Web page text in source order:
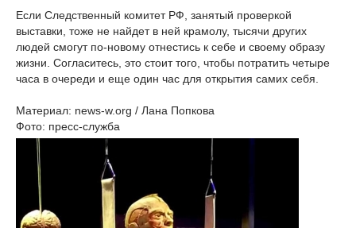
Если Следственный комитет РФ, занятый проверкой
выставки, тоже не найдет в ней крамолу, тысячи других
людей смогут по-новому отнестись к себе и своему образу
жизни. Согласитесь, это стоит того, чтобы потратить четыре
часа в очереди и еще один час для открытия самих себя.
Материал: news-w.org / Лана Попкова
Фото: пресс-служба